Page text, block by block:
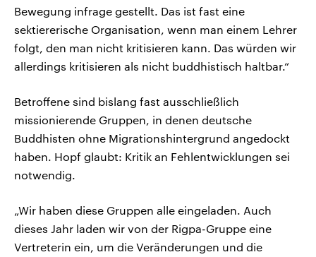
Bewegung infrage gestellt. Das ist fast eine
sektiererische Organisation, wenn man einem Lehrer
folgt, den man nicht kritisieren kann. Das würden wir
allerdings kritisieren als nicht buddhistisch haltbar.“
Betroffene sind bislang fast ausschließlich
missionierende Gruppen, in denen deutsche
Buddhisten ohne Migrationshintergrund angedockt
haben. Hopf glaubt: Kritik an Fehlentwicklungen sei
notwendig.
„Wir haben diese Gruppen alle eingeladen. Auch
dieses Jahr laden wir von der Rigpa-Gruppe eine
Vertreterin ein, um die Veränderungen und die